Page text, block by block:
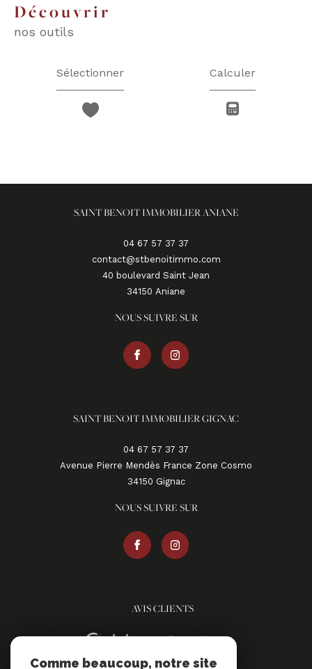
découvrir
nos outils
Sélectionner Calculer
SAINT BENOIT IMMOBILIER ANIANE
04 67 57 37 37
contact@stbenoitimmo.com
40 boulevard Saint Jean
34150
aniane
NOUS SUIVRE SUR
SAINT BENOIT IMMOBILIER GIGNAC
04 67 57 37 37
Avenue Pierre Mendès France Zone Cosmo
34150
gignac
NOUS SUIVRE SUR
AVIS CLIENTS
Comme beaucoup, notre site